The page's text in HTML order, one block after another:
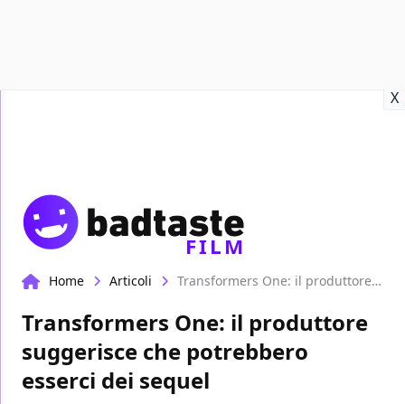
X
FILM
Home Articoli Transformers One: il produttore suggerisce che potrebbero esserci dei sequel
Transformers One: il produttore
suggerisce che potrebbero
esserci dei sequel